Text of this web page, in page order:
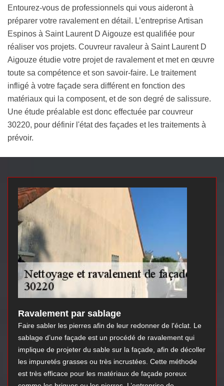
Entourez-vous de professionnels qui vous aideront à
préparer votre ravalement en détail. L’entreprise Artisan
Espinos à Saint Laurent D Aigouze est qualifiée pour
réaliser vos projets. Couvreur ravaleur à Saint Laurent D
Aigouze étudie votre projet de ravalement et met en œuvre
toute sa compétence et son savoir-faire. Le traitement
infligé à votre façade sera différent en fonction des
matériaux qui la composent, et de son degré de salissure.
Une étude préalable est donc effectuée par couvreur
30220, pour définir l'état des façades et les traitements à
prévoir.
Ravalement par sablage
Faire sabler les pierres afin de leur redonner de l'éclat. Le
sablage d’une façade est un procédé de ravalement qui
implique de projeter du sable sur la façade, afin de décoller
les impuretés grasses ou très incrustées. Cette méthode
est très efficace pour les matériaux de façade poreux